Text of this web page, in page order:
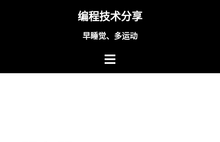
编程技术分享
早睡觉、多运动